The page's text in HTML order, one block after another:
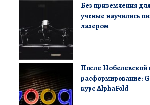
Без приземления
ученые научились
лазером
После
расформирование:
курс AlphaFold